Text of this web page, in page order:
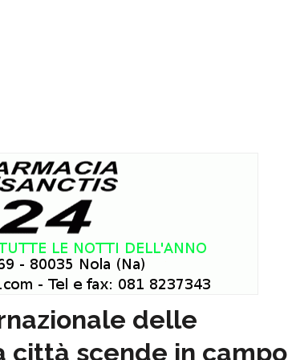
delle
città scende in campo